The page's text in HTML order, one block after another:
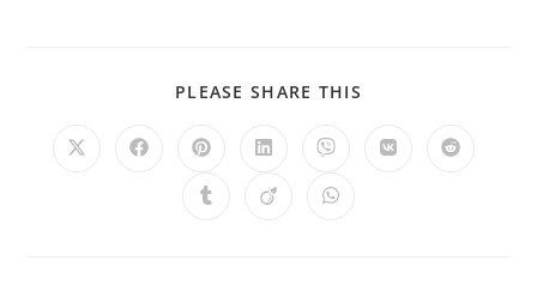
PLEASE SHARE THIS